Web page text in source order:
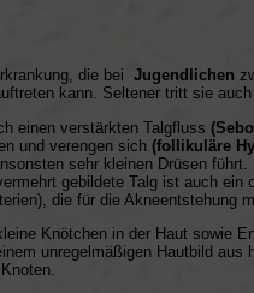
die bei Jugendlichen
kann. Seltener tritt sie
einen verstärkten Talgfluss
und verengen sich (follikuläre
sehr kleinen Drüsen
gebildete Talg ist auch ein
die für die Akneentstehung
Knötchen in der Haut sowie
unregelmäßigen Hautbild